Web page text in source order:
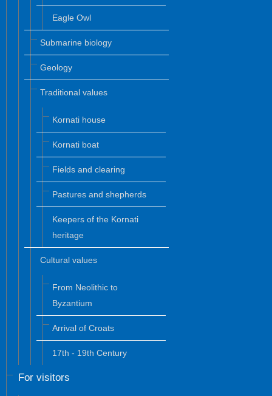
Eagle Owl
Submarine biology
Geology
Traditional values
Kornati house
Kornati boat
Fields and clearing
Pastures and shepherds
Keepers of the Kornati
heritage
Cultural values
From Neolithic to
Byzantium
Arrival of Croats
17th - 19th Century
For visitors